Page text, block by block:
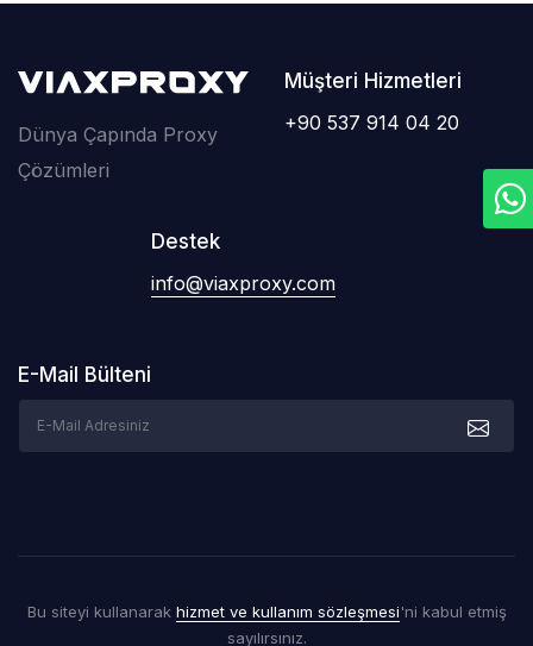
Dünya Çapında Proxy
Çözümleri
Müşteri Hizmetleri
+90 537 914 04 20
Destek
info@viaxproxy.com
E-Mail Bülteni
Bu siteyi kullanarak hizmet ve kullanım sözleşmesi'ni kabul etmiş
sayılırsınız.